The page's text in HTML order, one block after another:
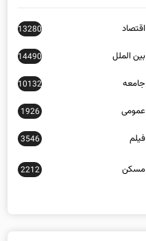
اقتصاد 13280
بین الملل 14490
جامعه 10132
عمومی 1926
فیلم 3546
مسکن 2212